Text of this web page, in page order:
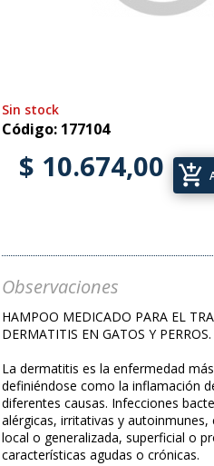
Sin stock
Código: 177104
$ 10.674,00 add_shopping_cart
Observaciones
HAMPOO MEDICADO PARA EL
DERMATITIS EN GATOS Y PERROS.
La dermatitis es la enfermedad
definiéndose como la inflamación
diferentes causas. Infecciones
alérgicas, irritativas y autoinmunes,
local o generalizada, superficial o
características agudas o crónicas.